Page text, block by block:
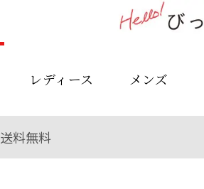
レディース メンズ
送料無料